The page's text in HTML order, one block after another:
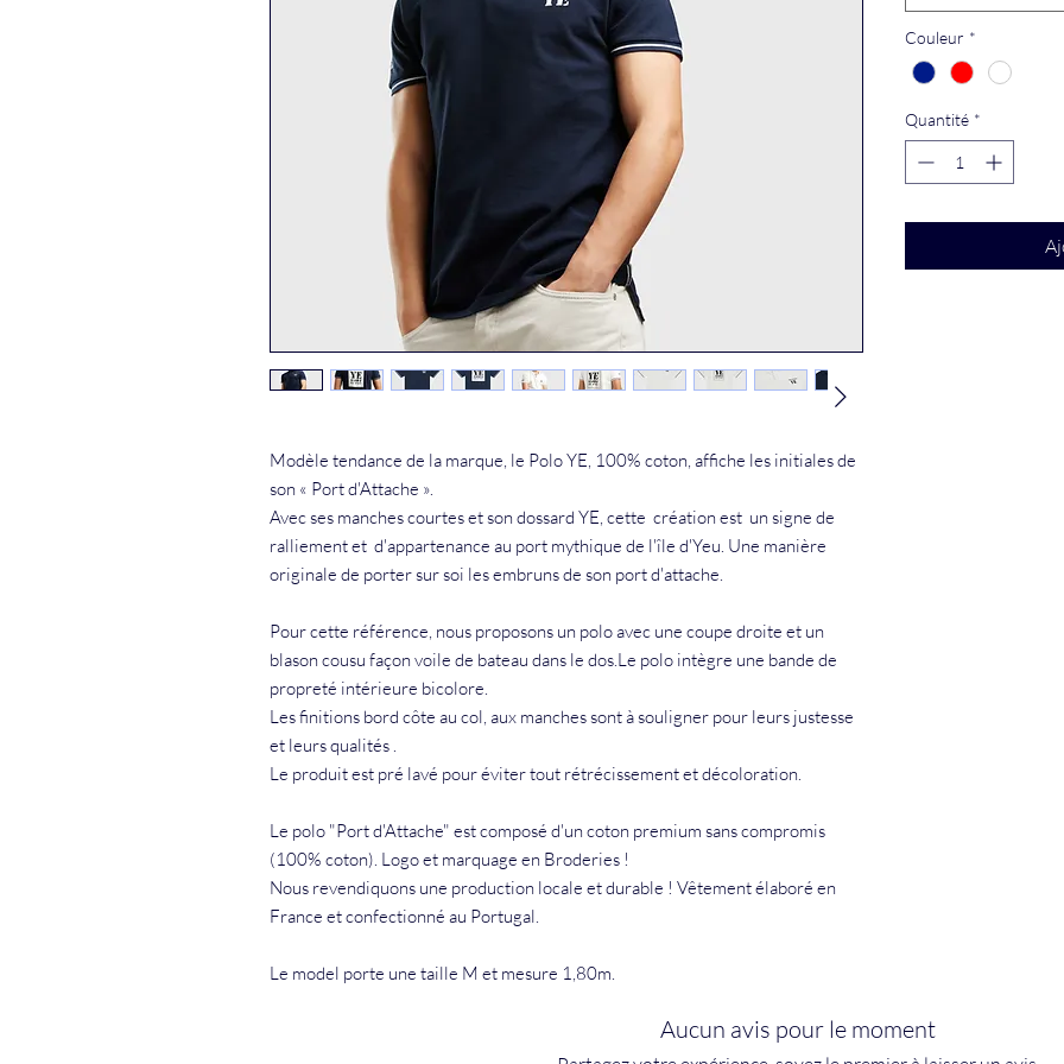
Modèle tendance de la marque, le Polo YE, 100% coton, affiche les initiales de
son « Port d'Attache ».
Avec ses manches courtes et son dossard YE, cette création est un signe de
ralliement et d'appartenance au port mythique de l'île d'Yeu. Une manière
originale de porter sur soi les embruns de son port d'attache.
Pour cette référence, nous proposons un polo avec une coupe droite et un
blason cousu façon voile de bateau dans le dos.Le polo intègre une bande de
propreté intérieure bicolore.
Les finitions bord côte au col, aux manches sont à souligner pour leurs justesse
et leurs qualités .
Le produit est pré lavé pour éviter tout rétrécissement et décoloration.
Le polo "Port d'Attache" est composé d'un coton premium sans compromis
(100% coton). Logo et marquage en Broderies !
Nous revendiquons une production locale et durable ! Vêtement élaboré en
France et confectionné au Portugal.
Le model porte une taille M et mesure 1,80m.
Couleur *
Quantité *
Aucun avis pour le moment